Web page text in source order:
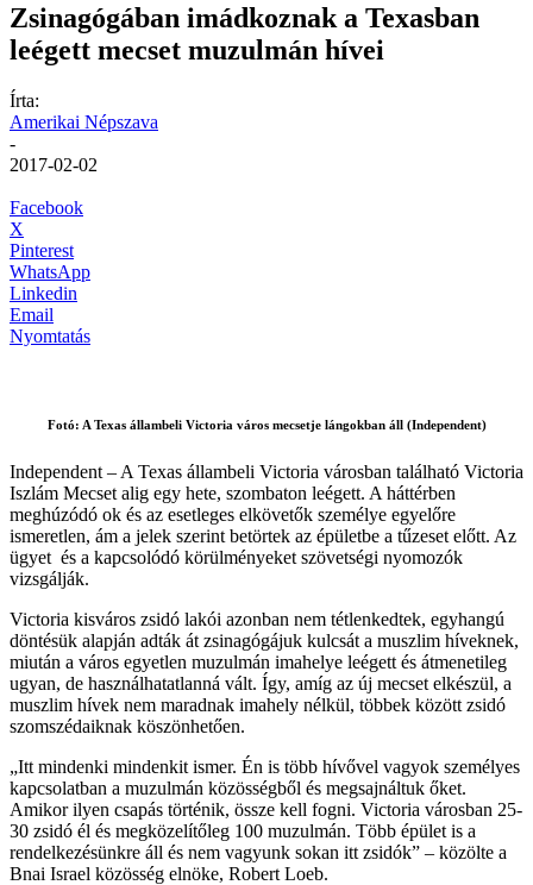
Zsinagógában imádkoznak a Texasban
leégett mecset muzulmán hívei
Írta:
Amerikai Népszava
-
2017-02-02
Facebook
X
Pinterest
WhatsApp
Linkedin
Email
Nyomtatás
Fotó: A Texas állambeli Victoria város mecsetje lángokban áll (Independent)
Independent – A Texas állambeli Victoria városban található Victoria
Iszlám Mecset alig egy hete, szombaton leégett. A háttérben
meghúzódó ok és az esetleges elkövetők személye egyelőre
ismeretlen, ám a jelek szerint betörtek az épületbe a tűzeset előtt. Az
ügyet és a kapcsolódó körülményeket szövetségi nyomozók
vizsgálják.
Victoria kisváros zsidó lakói azonban nem tétlenkedtek, egyhangú
döntésük alapján adták át zsinagógájuk kulcsát a muszlim híveknek,
miután a város egyetlen muzulmán imahelye leégett és átmenetileg
ugyan, de használhatatlanná vált. Így, amíg az új mecset elkészül, a
muszlim hívek nem maradnak imahely nélkül, többek között zsidó
szomszédaiknak köszönhetően.
„Itt mindenki mindenkit ismer. Én is több hívővel vagyok személyes
kapcsolatban a muzulmán közösségből és megsajnáltuk őket.
Amikor ilyen csapás történik, össze kell fogni. Victoria városban 25-
30 zsidó él és megközelítőleg 100 muzulmán. Több épület is a
rendelkezésünkre áll és nem vagyunk sokan itt zsidók” – közölte a
Bnai Israel közösség elnöke, Robert Loeb.